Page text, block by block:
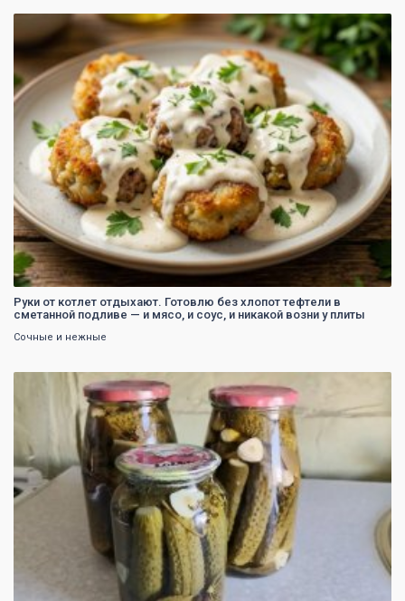
0
Руки от котлет отдыхают. Готовлю без хлопот тефтели в
сметанной подливе — и мясо, и соус, и никакой возни у плиты
Сочные и нежные